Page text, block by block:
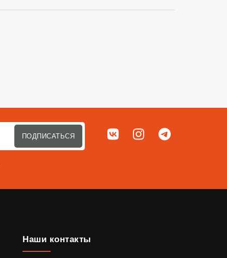
ПОДПИСАТЬСЯ Мы в соц. сетях
ВКонтактеInstagramTelegram
Наши контакты